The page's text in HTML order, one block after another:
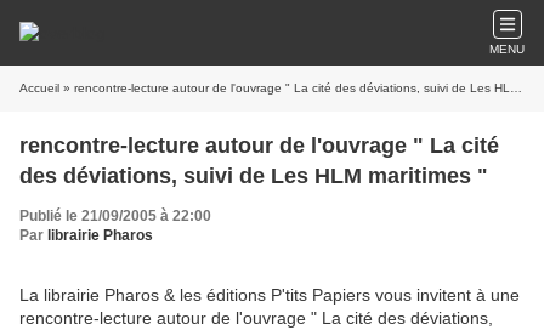
MENU
Accueil » rencontre-lecture autour de l'ouvrage " La cité des déviations, suivi de Les HLM maritimes "
rencontre-lecture autour de l'ouvrage " La cité
des déviations, suivi de Les HLM maritimes "
Publié le 21/09/2005 à 22:00
Par librairie Pharos
La librairie Pharos & les éditions P'tits Papiers vous invitent à une
rencontre-lecture autour de l'ouvrage " La cité des déviations,